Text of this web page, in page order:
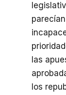
las
los